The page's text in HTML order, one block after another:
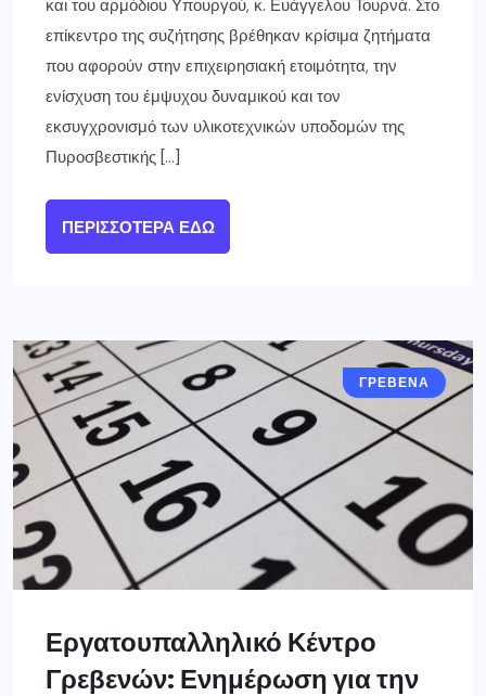
και του αρμόδιου Υπουργού, κ. Ευάγγελου Τουρνά. Στο
επίκεντρο της συζήτησης βρέθηκαν κρίσιμα ζητήματα
που αφορούν στην επιχειρησιακή ετοιμότητα, την
ενίσχυση του έμψυχου δυναμικού και τον
εκσυγχρονισμό των υλικοτεχνικών υποδομών της
Πυροσβεστικής […]
ΠΕΡΙΣΣΌΤΕΡΑ ΕΔΏ
ΓΡΕΒΕΝΑ
Εργατουπαλληλικό Κέντρο
Γρεβενών: Ενημέρωση για την